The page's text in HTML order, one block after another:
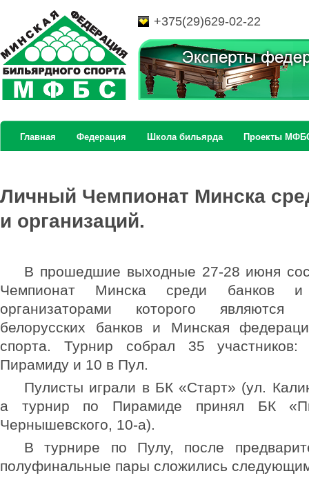
+375(29)629-02-22
Главная Федерация Школа бильярда Проекты
Личный Чемпионат Минска
и организаций.
В прошедшие выходные 27-28 июня
Чемпионат Минска среди банков и
организаторами которого
белорусских банков и Минская
спорта. Турнир собрал 35
Пирамиду и 10 в Пул.
Пулисты играли в БК «Старт» (ул.
а турнир по Пирамиде принял БК
Чернышевского, 10-а).
В турнире по Пулу, после
полуфинальные пары сложились